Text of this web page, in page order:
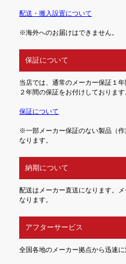
配送・搬入設置について
※海外へのお届けはできません。
保証について
当店では、通常のメーカー保証１
２年間の保証をお付けしております
保証について
※一部メーカー保証のない製品（
なります。
納期について
配送はメーカー直送になります。
なります。
アフターサービス
全国各地のメーカー拠点から迅速